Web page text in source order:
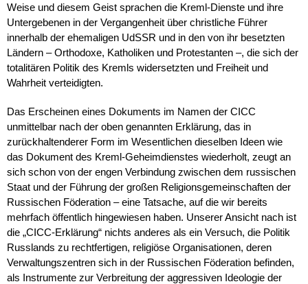
Weise und diesem Geist sprachen die Kreml-Dienste und ihre
Untergebenen in der Vergangenheit über christliche Führer
innerhalb der ehemaligen UdSSR und in den von ihr besetzten
Ländern – Orthodoxe, Katholiken und Protestanten –, die sich der
totalitären Politik des Kremls widersetzten und Freiheit und
Wahrheit verteidigten.
Das Erscheinen eines Dokuments im Namen der CICC
unmittelbar nach der oben genannten Erklärung, das in
zurückhaltenderer Form im Wesentlichen dieselben Ideen wie
das Dokument des Kreml-Geheimdienstes wiederholt, zeugt an
sich schon von der engen Verbindung zwischen dem russischen
Staat und der Führung der großen Religionsgemeinschaften der
Russischen Föderation – eine Tatsache, auf die wir bereits
mehrfach öffentlich hingewiesen haben. Unserer Ansicht nach ist
die „CICC-Erklärung“ nichts anderes als ein Versuch, die Politik
Russlands zu rechtfertigen, religiöse Organisationen, deren
Verwaltungszentren sich in der Russischen Föderation befinden,
als Instrumente zur Verbreitung der aggressiven Ideologie der